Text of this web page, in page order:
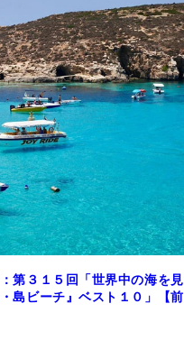
第３１５回「世界中の海を見
島ビーチ』ベスト１０」【前